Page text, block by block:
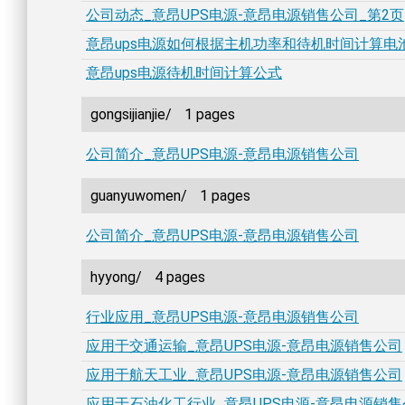
公司动态_意昂UPS电源-意昂电源销售公司_第2页
意昂ups电源如何根据主机功率和待机时间计算电
意昂ups电源待机时间计算公式
gongsijianjie/ 1 pages
公司简介_意昂UPS电源-意昂电源销售公司
guanyuwomen/ 1 pages
公司简介_意昂UPS电源-意昂电源销售公司
hyyong/ 4 pages
行业应用_意昂UPS电源-意昂电源销售公司
应用于交通运输_意昂UPS电源-意昂电源销售公司
应用于航天工业_意昂UPS电源-意昂电源销售公司